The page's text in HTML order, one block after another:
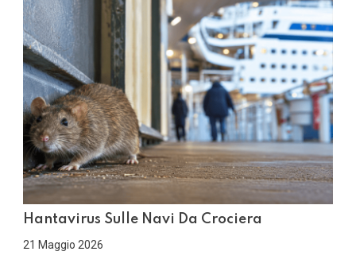
Hantavirus Sulle Navi Da Crociera
21 Maggio 2026